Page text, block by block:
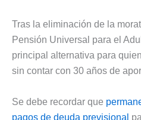
Tras la eliminación de la
Pensión Universal para el
principal alternativa para
sin contar con 30 años de
Se debe recordar que
pagos de deuda previsional